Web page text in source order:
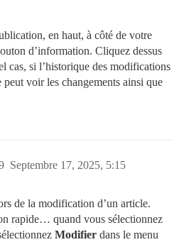
en haut, à côté de votre
d’information. Cliquez dessus
cas, si l’historique des modifications
voir les changements ainsi que
Septembre 17, 2025, 5:15
de la modification d’un article.
rapide… quand vous sélectionnez
Modifier dans le menu